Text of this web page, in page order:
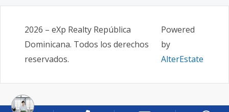
2026 – eXp Realty República
Dominicana. Todos los derechos
reservados.
Powered
by
AlterEstate